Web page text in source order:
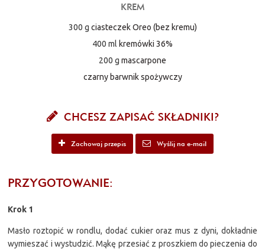
KREM
300 g ciasteczek Oreo (bez kremu)
400 ml kremówki 36%
200 g mascarpone
czarny barwnik spożywczy
CHCESZ ZAPISAĆ SKŁADNIKI?
Zachowaj przepis Wyślij na e-mail
PRZYGOTOWANIE:
Krok 1
Masło roztopić w rondlu, dodać cukier oraz mus z dyni, dokładnie
wymieszać i wystudzić. Mąkę przesiać z proszkiem do pieczenia do